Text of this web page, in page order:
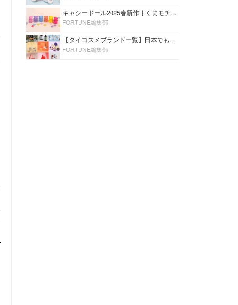
キャシードール2025春新作｜くまモチーフのミニリップ「シャイニーベア リップモイスト」をレビュー♡
FORTUNE編集部
【タイコスメブランド一覧】日本でも人気沸騰中の“タイコスメ”ブランド20選！
FORTUNE編集部